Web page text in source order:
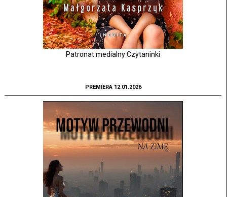
Patronat medialny Czytaninki
PREMIERA 12.01.2026